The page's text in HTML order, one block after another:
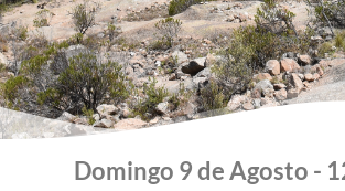
Domingo 9 de Agosto -